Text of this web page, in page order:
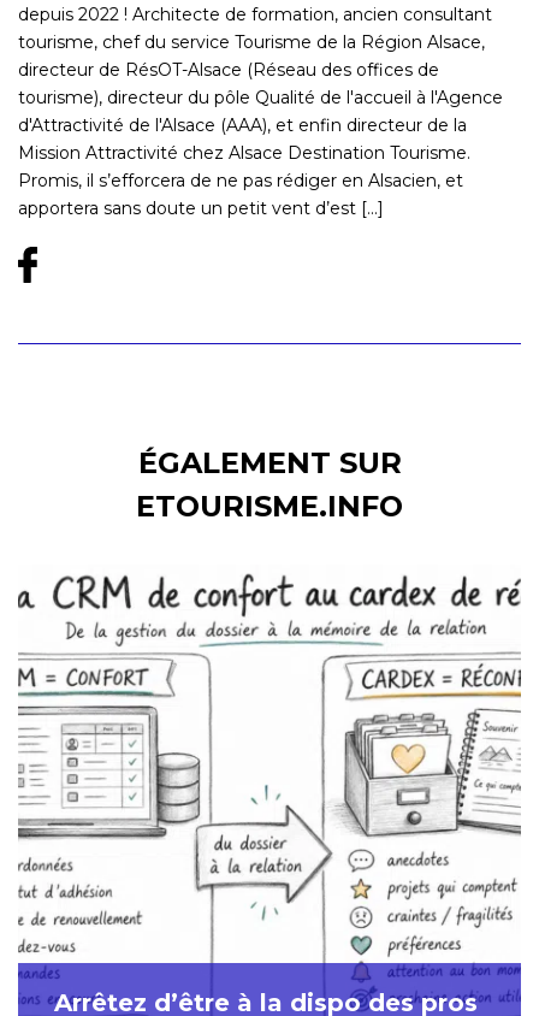
depuis 2022 ! Architecte de formation, ancien consultant
tourisme, chef du service Tourisme de la Région Alsace,
directeur de RésOT-Alsace (Réseau des offices de
tourisme), directeur du pôle Qualité de l'accueil à l'Agence
d'Attractivité de l'Alsace (AAA), et enfin directeur de la
Mission Attractivité chez Alsace Destination Tourisme.
Promis, il s’efforcera de ne pas rédiger en Alsacien, et
apportera sans doute un petit vent d’est [...]
ÉGALEMENT SUR
ETOURISME.INFO
Arrêtez d’être à la dispo des pros